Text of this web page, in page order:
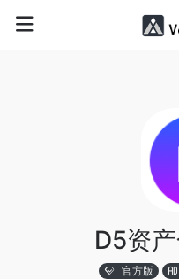
D5资
官方版